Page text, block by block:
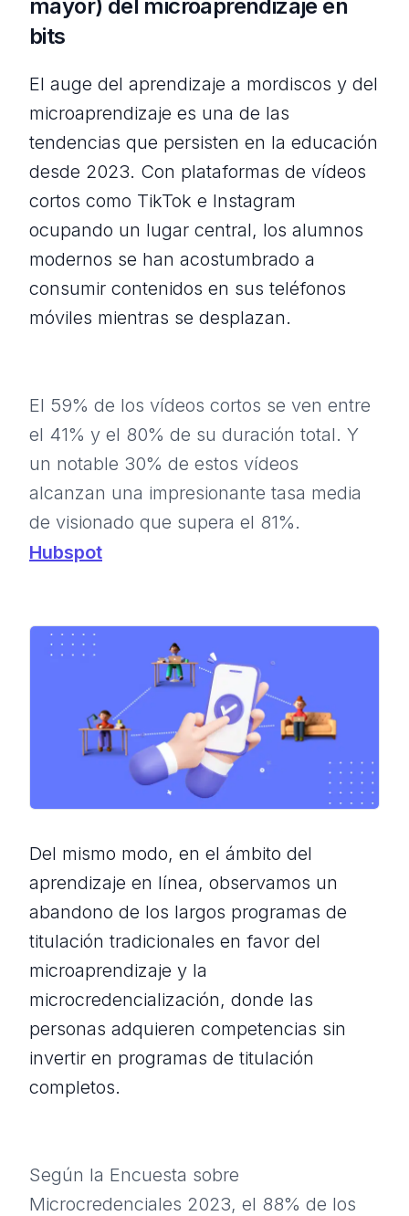
mayor) del microaprendizaje en
bits
El auge del aprendizaje a mordiscos y del
microaprendizaje es una de las
tendencias que persisten en la educación
desde 2023. Con plataformas de vídeos
cortos como TikTok e Instagram
ocupando un lugar central, los alumnos
modernos se han acostumbrado a
consumir contenidos en sus teléfonos
móviles mientras se desplazan.
El 59% de los vídeos cortos se ven entre
el 41% y el 80% de su duración total. Y
un notable 30% de estos vídeos
alcanzan una impresionante tasa media
de visionado que supera el 81%.
Hubspot
Del mismo modo, en el ámbito del
aprendizaje en línea, observamos un
abandono de los largos programas de
titulación tradicionales en favor del
microaprendizaje y la
microcredencialización, donde las
personas adquieren competencias sin
invertir en programas de titulación
completos.
Según la Encuesta sobre
Microcredenciales 2023, el 88% de los